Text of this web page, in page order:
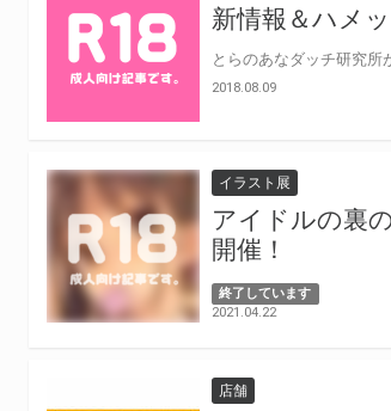
新情報＆ハメ
2018.08.09
イラスト展
アイドルの裏
開催！
終了しています
2021.04.22
店舗